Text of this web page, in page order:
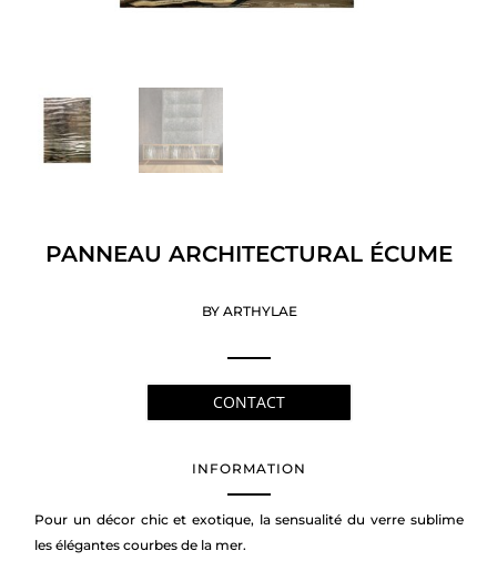
PANNEAU ARCHITECTURAL ÉCUME
BY ARTHYLAE
CONTACT
INFORMATION
Pour un décor chic et exotique, la sensualité du verre sublime
les élégantes courbes de la mer.